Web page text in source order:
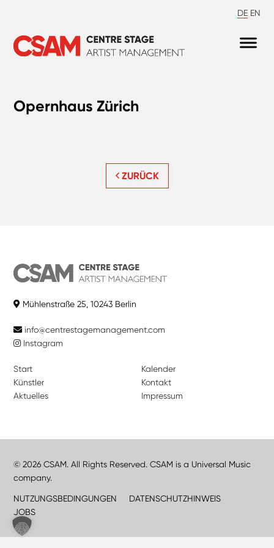
DE EN
Opernhaus Zürich
ZURÜCK
Mühlenstraße 25, 10243 Berlin
info@centrestagemanagement.com
Instagram
Start
Künstler
Aktuelles
Kalender
Kontakt
Impressum
© 2026 CSAM. All Rights Reserved. CSAM is a Universal Music
company.
NUTZUNGSBEDINGUNGEN
DATENSCHUTZHINWEIS
JOBS